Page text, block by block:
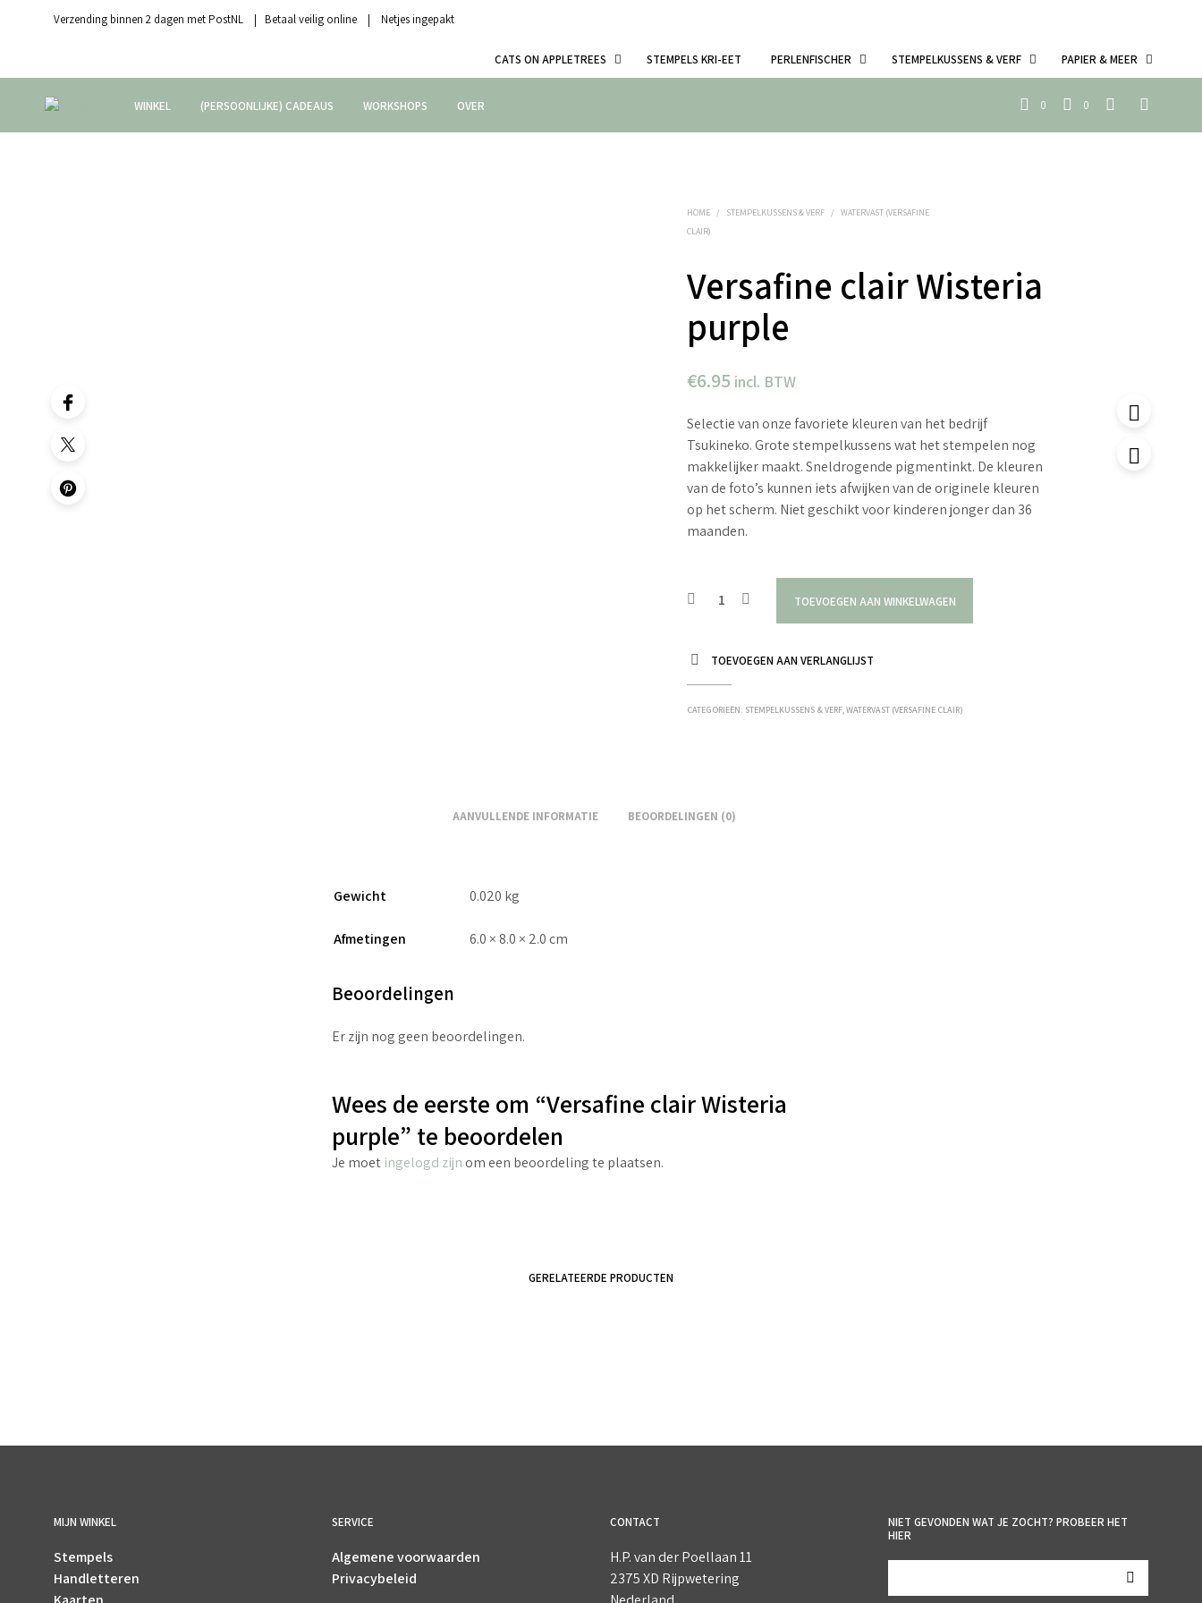
Verzending binnen 2 dagen met PostNL | Betaal veilig online | Netjes ingepakt
CATS ON APPLETREES STEMPELS KRI-EET PERLENFISCHER STEMPELKUSSENS & VERF PAPIER & MEER
WINKEL (PERSOONLIJKE) CADEAUS WORKSHOPS OVER 0 0
HOME / STEMPELKUSSENS & VERF /
WATERVAST (VERSAFINE
CLAIR)
Versafine clair Wisteria
purple
€6.95 incl. BTW
Selectie van onze favoriete kleuren van het bedrijf
Tsukineko. Grote stempelkussens wat het stempelen nog
makkelijker maakt. Sneldrogende pigmentinkt. De kleuren
van de foto’s kunnen iets afwijken van de originele kleuren
op het scherm. Niet geschikt voor kinderen jonger dan 36
maanden.
TOEVOEGEN AAN WINKELWAGEN
TOEVOEGEN AAN VERLANGLIJST
CATEGORIEËN: STEMPELKUSSENS & VERF,WATERVAST (VERSAFINE CLAIR)
AANVULLENDE INFORMATIE BEOORDELINGEN (0)
Gewicht 0.020 kg
Afmetingen 6.0 × 8.0 × 2.0 cm
Beoordelingen
Er zijn nog geen beoordelingen.
Wees de eerste om “Versafine clair Wisteria
purple” te beoordelen
Je moet ingelogd zijnom een beoordeling te plaatsen.
GERELATEERDE PRODUCTEN
MIJN WINKEL
Stempels
Handletteren
SERVICE
Algemene voorwaarden
Privacybeleid
CONTACT
H.P. van der Poellaan 11
2375 XD Rijpwetering
NIET GEVONDEN WAT JE ZOCHT? PROBEER HET
HIER